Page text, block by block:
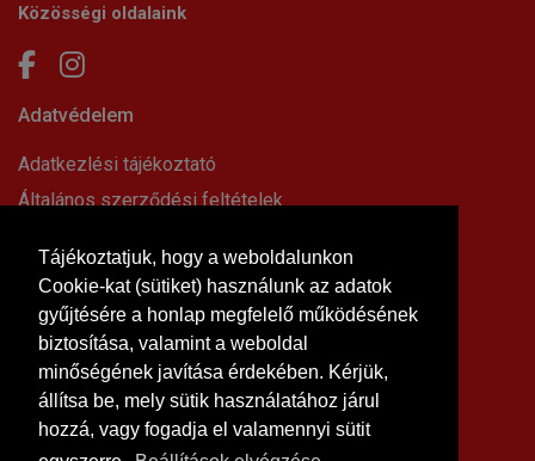
Tájékoztatjuk, hogy a weboldalunkon
Cookie-kat (sütiket) használunk az adatok
gyűjtésére a honlap megfelelő működésének
biztosítása, valamint a weboldal
minőségének javítása érdekében. Kérjük,
állítsa be, mely sütik használatához járul
hozzá, vagy fogadja el valamennyi sütit
Közösségi oldalaink
Adatvédelem
Adatkezlési tájékoztató
Általános szerződési feltételek
Impresszum
Süti beállítások
Információk
Hírek, cikkek
Kapcsolat
Letölthető dokumentumok